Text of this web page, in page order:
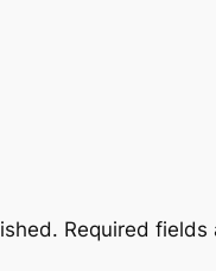
Required fields